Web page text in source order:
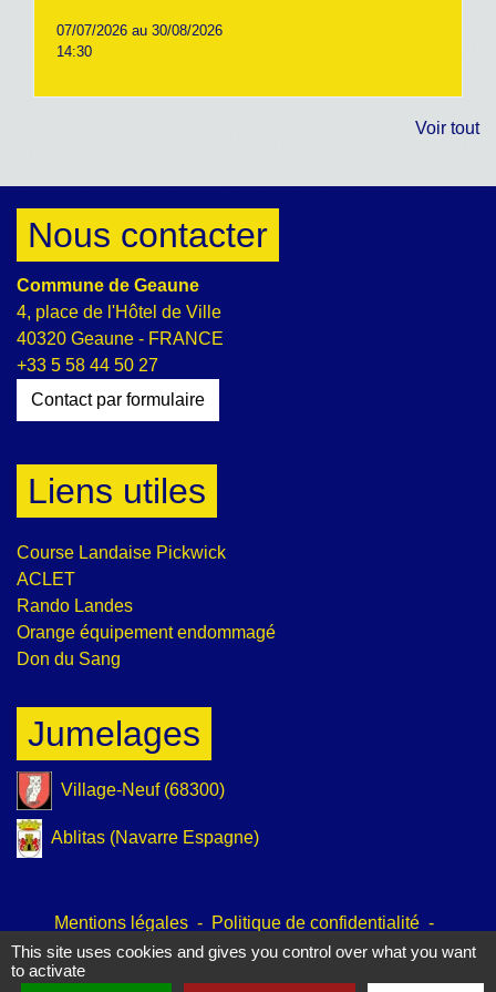
07/07/2026 au 30/08/2026
14:30
Voir tout
Nous contacter
Commune de Geaune
4, place de l'Hôtel de Ville
40320 Geaune - FRANCE
+33 5 58 44 50 27
Contact par formulaire
Liens utiles
Course Landaise Pickwick
ACLET
Rando Landes
Orange équipement endommagé
Don du Sang
Jumelages
Village-Neuf (68300)
Ablitas (Navarre Espagne)
Mentions légales - Politique de confidentialité -
Accessibilité - Plan du site - Gestion des cookies
This site uses cookies and gives you control over what you want
to activate